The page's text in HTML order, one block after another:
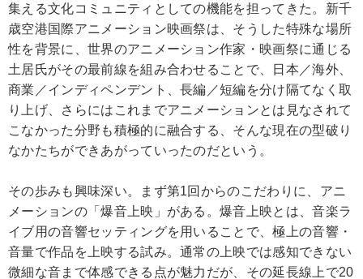
集える文化コミュニティとしての機能を担ってきた。新千
歳空港国際アニメーション映画祭は、そうした特殊な場所
性を背景に、世界のアニメーション作家・映画祭に通じる
土居氏がその最前線を組み合わせることで、日本／海外、
商業／インディペンデント、長編／短編を分け隔てなく取
り上げ、さらにはこれまでアニメーションとは見なされて
こなかった分野も積極的に融合する、そんな現在の型破り
なかたちができあがっていったのだという。
その歩みも興味深い。まず第1回からのこだわりに、アニ
メーションの「爆音上映」がある。爆音上映とは、音楽ラ
イブ用の音響セッティングを用いることで、極上の音響・
音量で作品を上映する試み。通常の上映では感知できない
微細な音まで体感できる点が魅力だが、その延長線上で20